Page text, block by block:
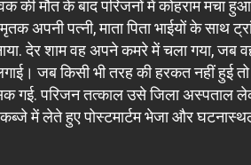
की मौत के बाद परिजनों में कोहराम मचा
अपनी पत्नी, माता पिता भाईयों के साथ
देर शाम वह अपने कमरे में चला गया, जब
जब किसी भी तरह की हरकत नहीं हुई तो
गई. परिजन तत्काल उसे जिला अस्पताल
में लेते हुए पोस्टमार्टम भेजा और